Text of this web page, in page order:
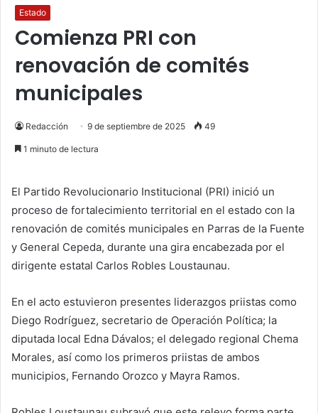
Estado
Comienza PRI con
renovación de comités
municipales
Redacción 9 de septiembre de 2025 49
1 minuto de lectura
El Partido Revolucionario Institucional (PRI) inició un
proceso de fortalecimiento territorial en el estado con la
renovación de comités municipales en Parras de la Fuente
y General Cepeda, durante una gira encabezada por el
dirigente estatal Carlos Robles Loustaunau.
En el acto estuvieron presentes liderazgos priistas como
Diego Rodríguez, secretario de Operación Política; la
diputada local Edna Dávalos; el delegado regional Chema
Morales, así como los primeros priistas de ambos
municipios, Fernando Orozco y Mayra Ramos.